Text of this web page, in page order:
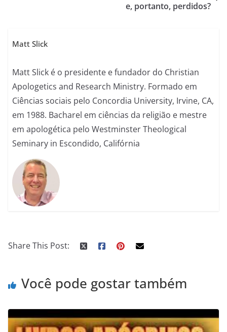
e, portanto, perdidos?
Matt Slick
Matt Slick é o presidente e fundador do Christian
Apologetics and Research Ministry. Formado em
Ciências sociais pelo Concordia University, Irvine, CA,
em 1988. Bacharel em ciências da religião e mestre
em apologética pelo Westminster Theological
Seminary in Escondido, Califórnia
Share This Post:
Você pode gostar também